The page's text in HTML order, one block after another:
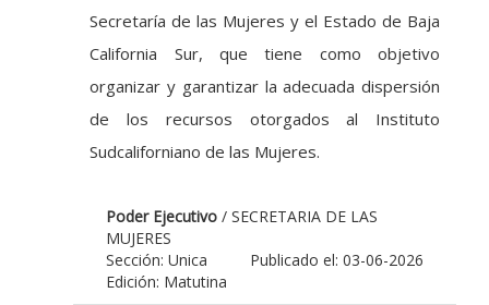
Secretaría de las Mujeres y el Estado de Baja
California Sur, que tiene como objetivo
organizar y garantizar la adecuada dispersión
de los recursos otorgados al Instituto
Sudcaliforniano de las Mujeres.
Poder Ejecutivo / SECRETARIA DE LAS
MUJERES
Publicado el: 03-06-2026
Sección: Unica
Edición: Matutina